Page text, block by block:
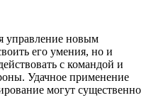
управление новым
его умения, но и
с командой и
Удачное применение
могут существенно